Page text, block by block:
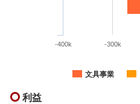
文具事業
-400k -300k
利益